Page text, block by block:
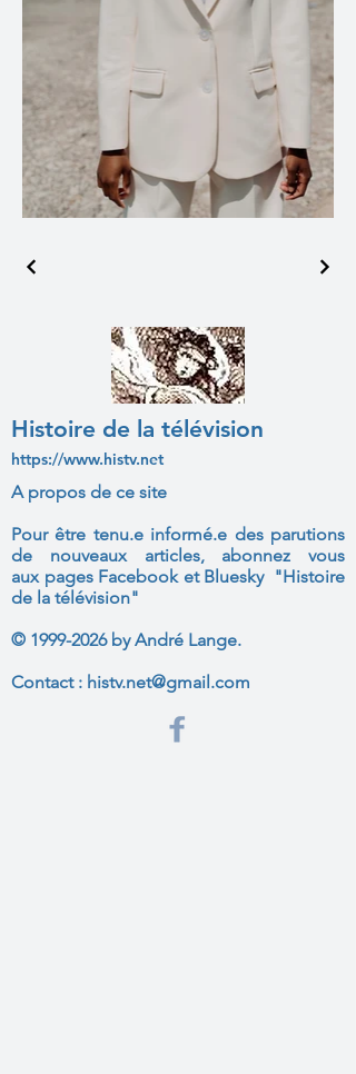
Histoire de la télévision
https://www.histv.net
A propos de ce site
Pour être tenu.e informé.e des parutions
de nouveaux articles, abonnez vous
aux pages Facebook et Bluesky "Histoire
de la télévision"
© 1999-2026by André Lange.
Contact : histv.net@gmail.com